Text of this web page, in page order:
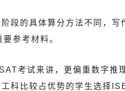
的具体算分方法不同，写
参考材料。
考试来讲，更偏重数字推
科比较占优势的学生选择